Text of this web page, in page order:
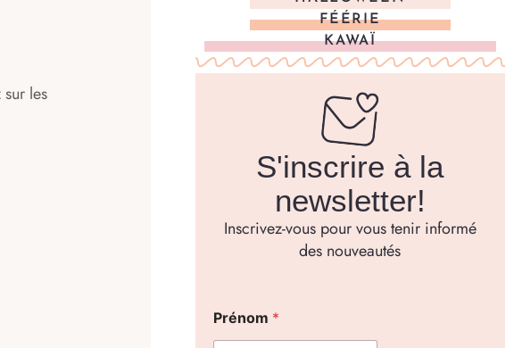
les
FÉÉRIE
KAWAÏ
S'inscrire à la
newsletter!
Inscrivez-vous pour vous tenir informé
des nouveautés
Prénom *